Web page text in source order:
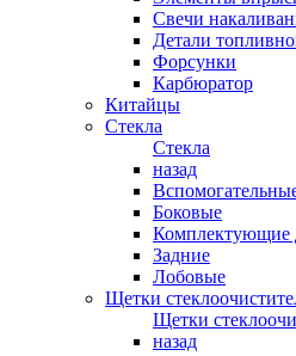
Свечи
Детали
Форсунки
Карбюратор
Китайцы
Стекла
Стекла
назад
Боковые
Комплектующие
Задние
Лобовые
Щетки
Щетки
назад